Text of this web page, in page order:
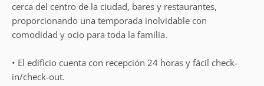
cerca del centro de la ciudad, bares y restaurantes,
proporcionando una temporada inolvidable con
comodidad y ocio para toda la familia.
• El edificio cuenta con recepción 24 horas y fácil check-
in/check-out.